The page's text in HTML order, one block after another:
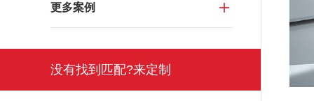
更多案例
没有找到匹配?来定制